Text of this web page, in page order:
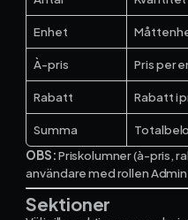
Enhet
À-pris Pris per
Rabatt Rabatt i
Summa
OBS:Priskolumner (à-pris,
användare med rollen
Sektioner